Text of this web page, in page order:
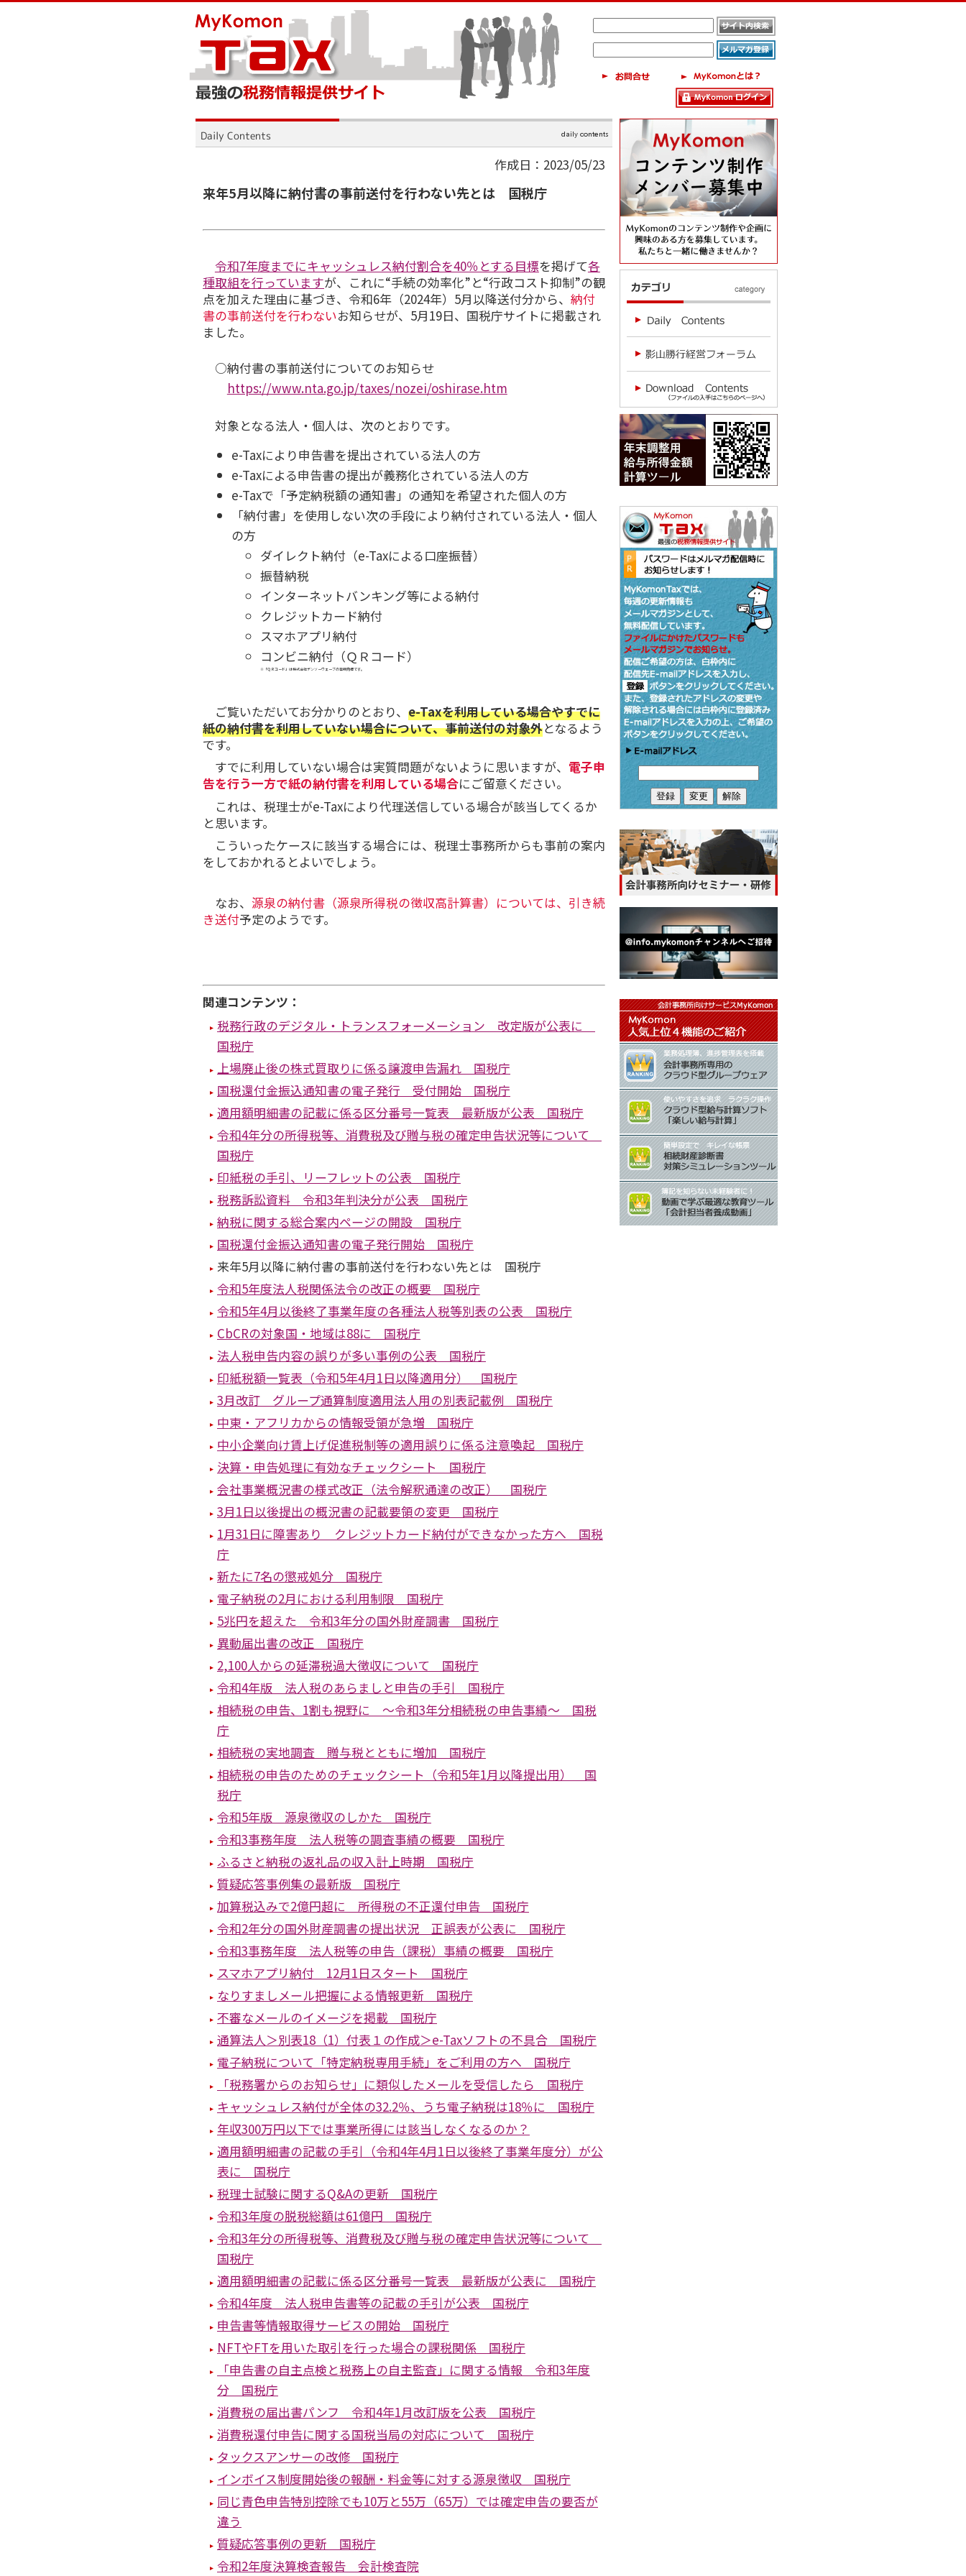
作成日：2023/05/23
来年5月以降に納付書の事前送付を行わない先とは 国税庁
令和7年度までにキャッシュレス納付割合を40％とする目標を掲げて各
種取組を行っていますが、これに“手続の効率化”と“行政コスト抑制”の観
点を加えた理由に基づき、令和6年（2024年）5月以降送付分から、 納付
書の事前送付を行わないお知らせが、5月19日、国税庁サイトに掲載され
ました。
○納付書の事前送付についてのお知らせ
https://www.nta.go.jp/taxes/nozei/oshirase.htm
対象となる法人・個人は、次のとおりです。
e-Taxにより申告書を提出されている法人の方
e-Taxによる申告書の提出が義務化されている法人の方
e-Taxで「予定納税額の通知書」の通知を希望された個人の方
「納付書」を使用しない次の手段により納付されている法人・個人
の方
ダイレクト納付（e-Taxによる口座振替）
振替納税
インターネットバンキング等による納付
クレジットカード納付
スマホアプリ納付
コンビニ納付（ＱＲコード）
※「ＱＲコード」は株式会社デンソーウェーブの登録商標です。
ご覧いただいてお分かりのとおり、 e-Taxを利用している場合やすでに
紙の納付書を利用していない場合について、事前送付の対象外となるよう
です。
すでに利用していない場合は実質問題がないように思いますが、 電子申
告を行う一方で紙の納付書を利用している場合にご留意ください。
これは、税理士がe-Taxにより代理送信している場合が該当してくるか
と思います。
こういったケースに該当する場合には、税理士事務所からも事前の案内
をしておかれるとよいでしょう。
なお、 源泉の納付書（源泉所得税の徴収高計算書）については、引き続
き送付予定のようです。
関連コンテンツ：
税務行政のデジタル・トランスフォーメーション 改定版が公表に
国税庁
上場廃止後の株式買取りに係る譲渡申告漏れ 国税庁
国税還付金振込通知書の電子発行 受付開始 国税庁
適用額明細書の記載に係る区分番号一覧表 最新版が公表 国税庁
令和4年分の所得税等、消費税及び贈与税の確定申告状況等について
国税庁
印紙税の手引、リーフレットの公表 国税庁
税務訴訟資料 令和3年判決分が公表 国税庁
納税に関する総合案内ページの開設 国税庁
国税還付金振込通知書の電子発行開始 国税庁
来年5月以降に納付書の事前送付を行わない先とは 国税庁
令和5年度法人税関係法令の改正の概要 国税庁
令和5年4月以後終了事業年度の各種法人税等別表の公表 国税庁
CbCRの対象国・地域は88に 国税庁
法人税申告内容の誤りが多い事例の公表 国税庁
印紙税額一覧表（令和5年4月1日以降適用分） 国税庁
3月改訂 グループ通算制度適用法人用の別表記載例 国税庁
中東・アフリカからの情報受領が急増 国税庁
中小企業向け賃上げ促進税制等の適用誤りに係る注意喚起 国税庁
決算・申告処理に有効なチェックシート 国税庁
会社事業概況書の様式改正（法令解釈通達の改正） 国税庁
3月1日以後提出の概況書の記載要領の変更 国税庁
1月31日に障害あり クレジットカード納付ができなかった方へ 国税
庁
新たに7名の懲戒処分 国税庁
電子納税の2月における利用制限 国税庁
5兆円を超えた 令和3年分の国外財産調書 国税庁
異動届出書の改正 国税庁
2,100人からの延滞税過大徴収について 国税庁
令和4年版 法人税のあらましと申告の手引 国税庁
相続税の申告、1割も視野に ～令和3年分相続税の申告事績～ 国税
庁
相続税の実地調査 贈与税とともに増加 国税庁
相続税の申告のためのチェックシート（令和5年1月以降提出用） 国
税庁
令和5年版 源泉徴収のしかた 国税庁
令和3事務年度 法人税等の調査事績の概要 国税庁
ふるさと納税の返礼品の収入計上時期 国税庁
質疑応答事例集の最新版 国税庁
加算税込みで2億円超に 所得税の不正還付申告 国税庁
令和2年分の国外財産調書の提出状況 正誤表が公表に 国税庁
令和3事務年度 法人税等の申告（課税）事績の概要 国税庁
スマホアプリ納付 12月1日スタート 国税庁
なりすましメール把握による情報更新 国税庁
不審なメールのイメージを掲載 国税庁
通算法人＞別表18（1）付表１の作成＞e-Taxソフトの不具合 国税庁
電子納税について「特定納税専用手続」をご利用の方へ 国税庁
「税務署からのお知らせ」に類似したメールを受信したら 国税庁
キャッシュレス納付が全体の32.2％、うち電子納税は18％に 国税庁
年収300万円以下では事業所得には該当しなくなるのか？
適用額明細書の記載の手引（令和4年4月1日以後終了事業年度分）が公
表に 国税庁
税理士試験に関するQ&Aの更新 国税庁
令和3年度の脱税総額は61億円 国税庁
令和3年分の所得税等、消費税及び贈与税の確定申告状況等について
国税庁
適用額明細書の記載に係る区分番号一覧表 最新版が公表に 国税庁
令和4年度 法人税申告書等の記載の手引が公表 国税庁
申告書等情報取得サービスの開始 国税庁
NFTやFTを用いた取引を行った場合の課税関係 国税庁
「申告書の自主点検と税務上の自主監査」に関する情報 令和3年度
分 国税庁
消費税の届出書パンフ 令和4年1月改訂版を公表 国税庁
消費税還付申告に関する国税当局の対応について 国税庁
タックスアンサーの改修 国税庁
インボイス制度開始後の報酬・料金等に対する源泉徴収 国税庁
同じ青色申告特別控除でも10万と55万（65万）では確定申告の要否が
違う
質疑応答事例の更新 国税庁
令和2年度決算検査報告 会計検査院